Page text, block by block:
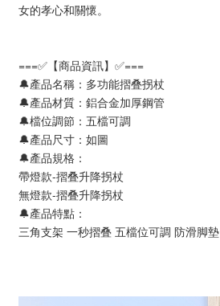
女的孝心和關懷。 ‌
===✅【商品資訊】✅===
🔔產品名稱：多功能摺叠拐杖
🔔產品材質：鋁合金加厚鋼管
🔔檔位調節：五檔可調
🔔產品尺寸：如圖
🔔產品規格：
帶燈款-摺叠升降拐杖
無燈款-摺叠升降拐杖
🔔產品特點：
三角支架 一秒摺叠 五檔位可調 防滑脚墊